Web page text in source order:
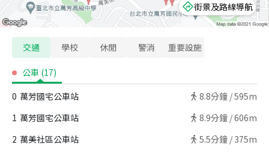
街景及路線導航
交通 學校 休閒 警消 重要設施
公車 (17)
0 萬芳國宅公車站 8.8分鐘 /595m
1 萬芳國宅公車站 8.9分鐘 /606m
2 萬美社區公車站 5.5分鐘 / 375m